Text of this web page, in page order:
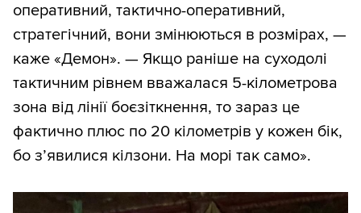
оперативний, тактично-оперативний,
стратегічний, вони змінюються в розмірах, —
каже «Демон». — Якщо раніше на суходолі
тактичним рівнем вважалася 5-кілометрова
зона від лінії боєзіткнення, то зараз це
фактично плюс по 20 кілометрів у кожен бік,
бо з’явилися кілзони. На морі так само».